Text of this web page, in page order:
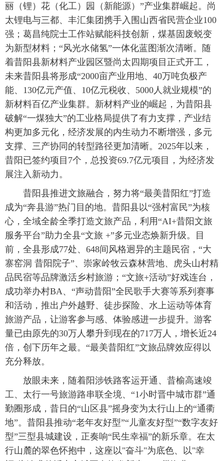
丽（锂）花（化工）园（新能源）”产业集群崛起。尚
太锂电与三都、丰汇集团携手入围山西省民营企业100
强；葛昌纯院士工作站赋能科技创新，煤基固废蜕变
为新型材料；“风光水储氢”一体化蓝图渐次清晰。随
着昔阳县新材料产业园区暨尚太四期项目正式开工，
未来昔阳县将形成“2000亩产业用地、40万吨负极产
能、130亿元产值、10亿元税收、5000人就业规模”的
新材料百亿产业集群。新材料产业的崛起，为昔阳县
破解“一煤独大”的工业格局提供了有力支撑，产业结
构更加多元化，经济发展的内生动力不断增强，多元
支撑、三产协同的转型路径更加清晰。2025年以来，
昔阳已签约项目7个，总投资69.7亿元项目，为经济发
展注入新动力。
昔阳县推进文旅融合，努力将“最美昔阳红”打造
成为“奔县游”热门目的地。昔阳县以“强村富民”为核
心，全域全龄全季打造文旅产品，利用“AI+昔阳文旅
服务平台”助力全县“文旅 +”多元业态焕新升级。目
前，全县形成77处、648间风格迥异的主题民宿，“大
寨窑洞 昔阳院子”、崇家岭牧云森林营地、虎头山村精
品民宿等品牌激活乡村旅游；“文旅+活动”好戏连台，
成功举办村BA、“声动昔阳”全民歌手大赛等系列赛事
和活动，推出户外越野、徒步探险、水上运动等体育
旅游产品，让游客参与感、体验感进一步提升。游客
量已由原先的30万人攀升到现在的717万人，增长近24
倍，创下历年之最。“最美昔阳红”文旅品牌效应得以
充分释放。
放眼未来，随着阳涉铁路客运开通、昔榆高速竣
工、太行一号旅游路串联全境、“1小时晋中城市群”通
勤圈形成，昔日的“山区县”摇身变为太行山上的“通衢
地”。昔阳县推动“老年友好型”“儿童友好型”“数字友好
型”三型县城建设，正奏响“民生幸福”的新乐章。在太
行山麓的翠色怀抱中，这座以"奋斗"为底色、以"幸